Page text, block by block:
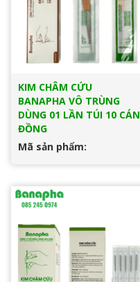
KIM CHÂM CỨU
BANAPHA VÔ TRÙNG
DÙNG 01 LẦN TÚI 10 CÁN
ĐỒNG
Mã sản phẩm: